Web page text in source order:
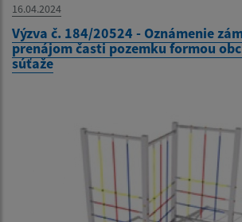
16.04.2024
Výzva č. 184/20524 - Oznámenie
prenájom časti pozemku formou
súťaže